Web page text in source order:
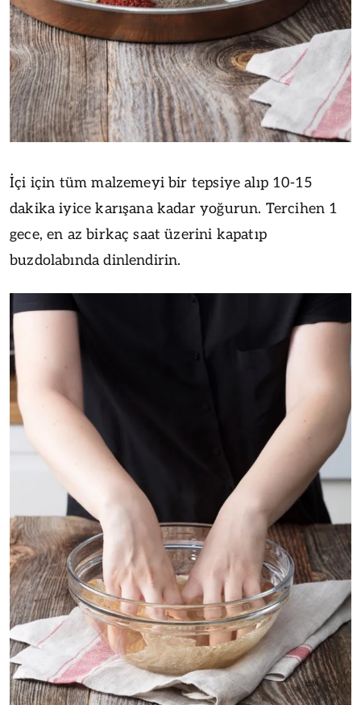
İçi için tüm malzemeyi bir tepsiye alıp 10-15
dakika iyice karışana kadar yoğurun. Tercihen 1
gece, en az birkaç saat üzerini kapatıp
buzdolabında dinlendirin.